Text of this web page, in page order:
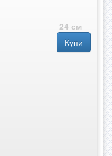
24 см
Купи